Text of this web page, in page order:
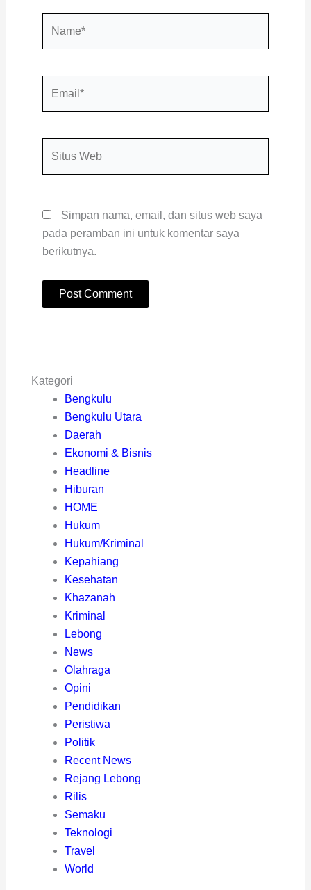
Simpan nama, email, dan situs web saya
pada peramban ini untuk komentar saya
berikutnya.
Kategori
Bengkulu
Bengkulu Utara
Daerah
Ekonomi & Bisnis
Headline
Hiburan
HOME
Hukum
Hukum/Kriminal
Kepahiang
Kesehatan
Khazanah
Kriminal
Lebong
News
Olahraga
Opini
Pendidikan
Peristiwa
Politik
Recent News
Rejang Lebong
Rilis
Semaku
Teknologi
Travel
World